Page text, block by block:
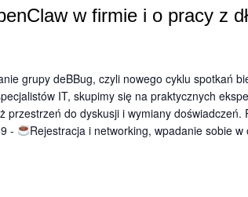
w firmie i o pracy z
grupy deBBug, czyli nowego cyklu spotkań
IT, skupimy się na praktycznych
przestrzeń do dyskusji i wymiany doświadczeń.
-
Rejestracja i networking, wpadanie sobie w